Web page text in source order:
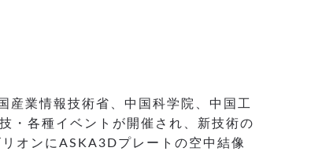
業情報技術省、中国科学院、中国工
・各種イベントが開催され、新技術の
オンにASKA3Dプレートの空中結像